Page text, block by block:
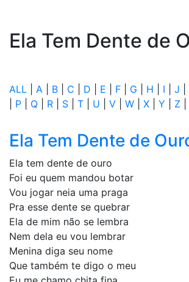
Ela Tem Dente de
ALL A B C D E F G H I J
P Q R S T U V W X Y Z
Ela Tem Dente de
Ela tem dente de ouro
Foi eu quem mandou botar
Vou jogar neia uma praga
Pra esse dente se quebrar
Ela de mim não se lembra
Nem dela eu vou lembrar
Menina diga seu nome
Que também te digo o meu